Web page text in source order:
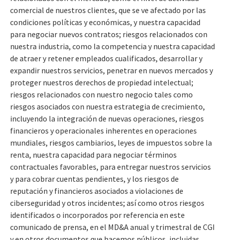
comercial de nuestros clientes, que se ve afectado por las
condiciones políticas y económicas, y nuestra capacidad
para negociar nuevos contratos; riesgos relacionados con
nuestra industria, como la competencia y nuestra capacidad
de atraer y retener empleados cualificados, desarrollar y
expandir nuestros servicios, penetrar en nuevos mercados y
proteger nuestros derechos de propiedad intelectual;
riesgos relacionados con nuestro negocio tales como
riesgos asociados con nuestra estrategia de crecimiento,
incluyendo la integración de nuevas operaciones, riesgos
financieros y operacionales inherentes en operaciones
mundiales, riesgos cambiarios, leyes de impuestos sobre la
renta, nuestra capacidad para negociar términos
contractuales favorables, para entregar nuestros servicios
y para cobrar cuentas pendientes, y los riesgos de
reputación y financieros asociados a violaciones de
ciberseguridad y otros incidentes; así como otros riesgos
identificados o incorporados por referencia en este
comunicado de prensa, en el MD&A anual y trimestral de CGI